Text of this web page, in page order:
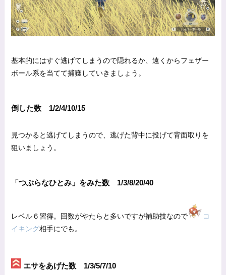
基本的にはすぐ逃げてしまうので隠れるか、遠くからフェザー
ボール系を当てて捕獲していきましょう。
倒した数 1/2/4/10/15
見つかると逃げてしまうので、逃げた背中に投げて背面取りを
狙いましょう。
「つぶらなひとみ」をみた数 1/3/8/20/40
レベル６習得。回数がやたらと多いですが補助技なので
コ
イキング相手にでも。
エサをあげた数 1/3/5/7/10